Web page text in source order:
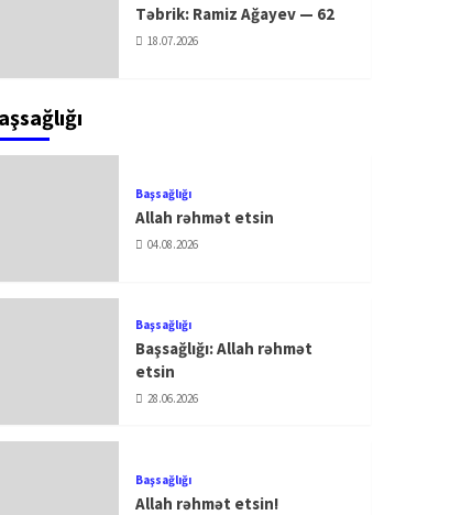
Təbrik: Ramiz Ağayev — 62
18.07.2026
Başsağlığı
Allah rəhmət etsin
04.08.2026
Başsağlığı
Başsağlığı: Allah rəhmət
etsin
28.06.2026
Başsağlığı
Allah rəhmət etsin!